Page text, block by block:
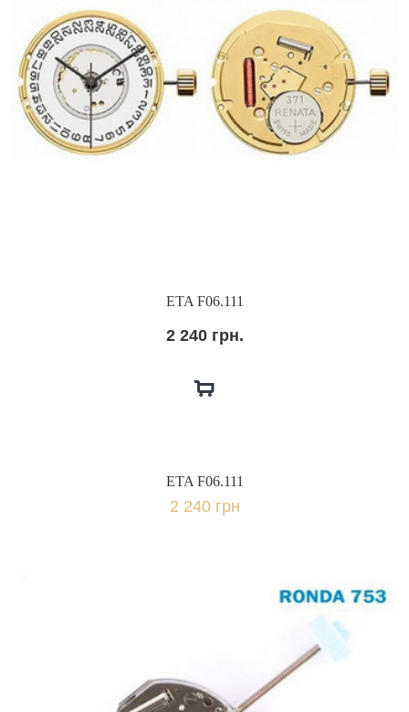
ETA F06.111
2 240 грн.
ETA F06.111
2 240 грн